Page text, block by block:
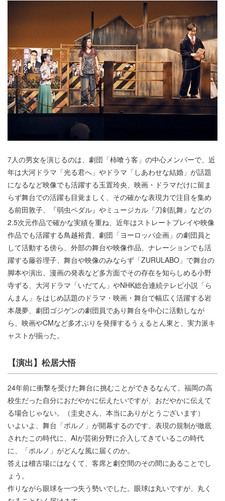
7人の男女を演じるのは、劇団「柿喰う客」の中心メンバーで、近
年は大河ドラマ「光る君へ」やドラマ「しあわせな結婚」が話題
になるなど映像でも活躍する玉置玲央、映画・ドラマだけに留ま
らず舞台での活躍も目覚ましく、その確かな表現力で注目を集め
る前田敦子、『弱虫ペダル』やミュージカル『刀剣乱舞』などの
2.5次元作品で確かな実績を重ね、近年はストレートプレイや映像
作品でも活躍する鳥越裕貴、劇団「ヨーロッパ企画」の劇団員と
して活動する傍ら、外部の舞台や映像作品、ナレーションでも活
躍する藤谷理子、舞台や映像のみならず「ZURULABO」で舞台の
脚本や演出、漫画の発表など多方面でその存在を知らしめる小野
寺ずる、大河ドラマ「いだてん」やNHK総合連続テレビ小説「ら
んまん」をはじめ話題のドラマ・映画・舞台で幅広く活躍する岩
本晟夢、劇団ゴジゲンの劇団員であり舞台を中心に活動しなが
ら、映画やCMなど多才ぶりを発揮するうぇるとん東と、実力派キ
ャストが揃った。
【演出】松居大悟
24年前に衝撃を受けた舞台に挑むことができるなんて。福岡の高
校生だった自分におだやかに伝えたいですが、おだやかに伝えて
る場合じゃない。（圭史さん、本当にありがとうございます）
いよいよ、舞台「ポルノ」が開幕するのです。表現の規制が徹底
されたこの時代に、AIが芸術分野に介入してきているこの時代
に、「ポルノ」がどんな風に届くのか。
答えは稽古場にはなくて、客席と劇空間のその間にあることでし
ょう。
作りながら眼球を一つ失う勢いでした。眼球は丸いですが、丸く